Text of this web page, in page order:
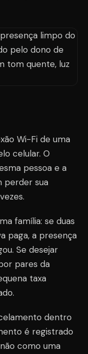
Wi-Fi de uma
celular. O
pessoa e a
perder sua
família: se duas
paga, a presença
Se desejar
pares da
taxa
dentro
é registrado
como uma